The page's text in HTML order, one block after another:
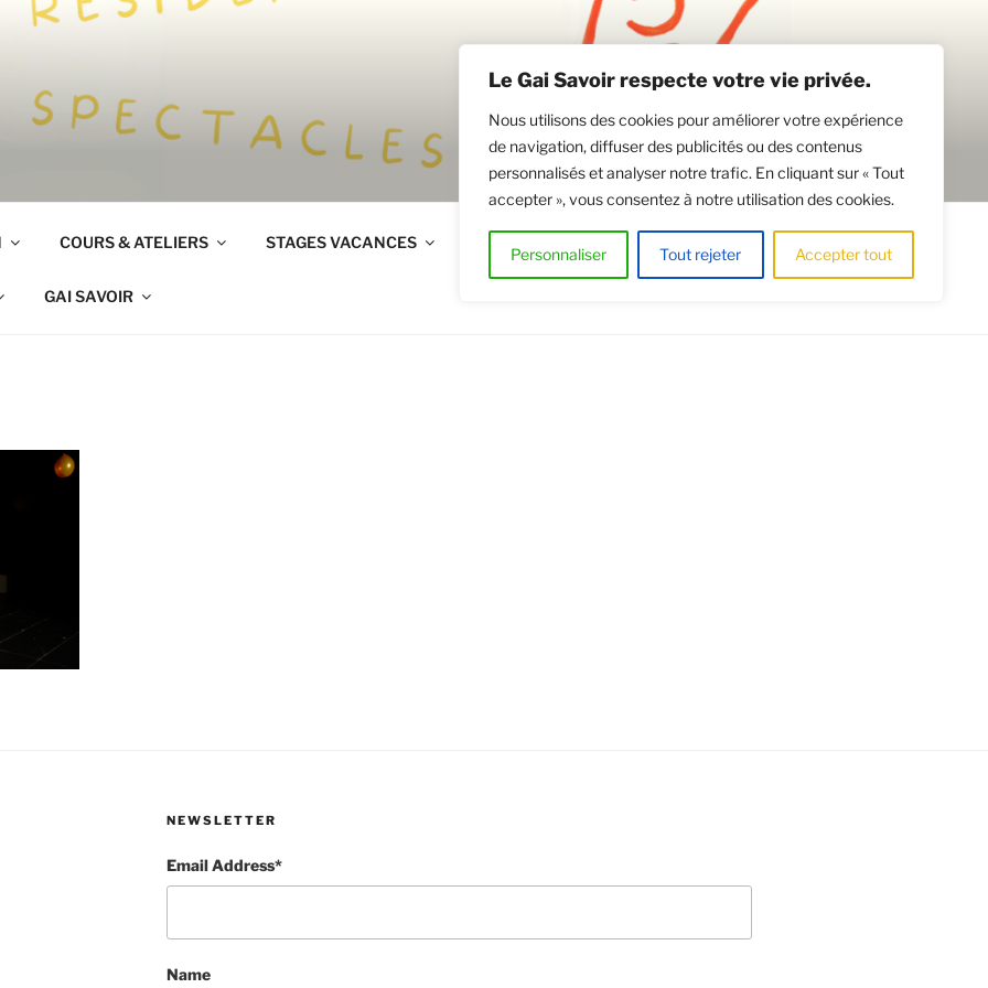
Le Gai Savoir respecte votre vie privée.
Nous utilisons des cookies pour améliorer votre expérience
de navigation, diffuser des publicités ou des contenus
personnalisés et analyser notre trafic. En cliquant sur « Tout
accepter », vous consentez à notre utilisation des cookies.
Personnaliser Tout rejeter Accepter tout
COURS & ATELIERS STAGES VACANCES
GAI SAVOIR
NEWSLETTER
Email Address*
Name